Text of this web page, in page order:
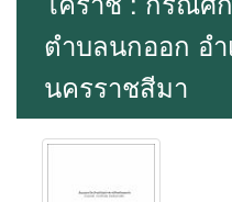
ตำบลนกออก อ
นครราชสีมา